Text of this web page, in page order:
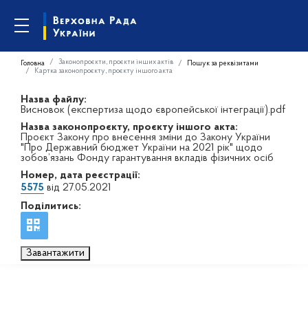
Головна Законопроєкти, проєкти інших актів
Пошук за реквізитами
Картка законопроєкту, проєкту іншого акта
Назва файлу:
Висновок (експертиза щодо європейської інтеграції).pdf
Назва законопроєкту, проєкту іншого акта:
Проєкт Закону про внесення зміни до Закону України
"Про Державний бюджет України на 2021 рік" щодо
зобов’язань Фонду гарантування вкладів фізичних осіб
Номер, дата реєстрації:
5575 від 27.05.2021
Поділитись:
Завантажити